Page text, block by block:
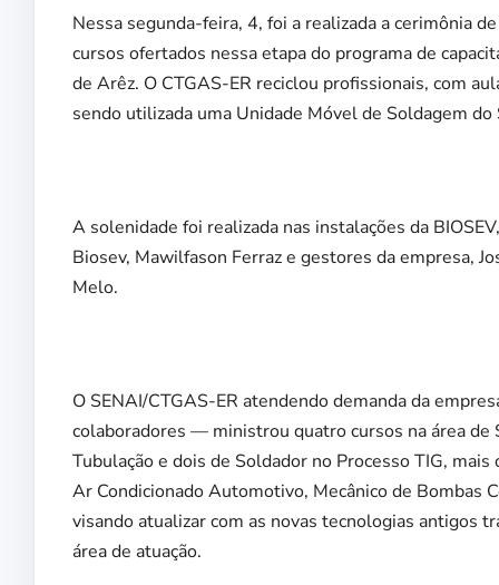
Nessa segunda-feira, 4, foi a realizada a cerimônia
cursos ofertados nessa etapa do programa de
de Arêz. O CTGAS-ER reciclou profissionais, com
sendo utilizada uma Unidade Móvel de Soldagem do
A solenidade foi realizada nas instalações da
Biosev, Mawilfason Ferraz e gestores da empresa,
Melo.
O SENAI/CTGAS-ER atendendo demanda da
colaboradores — ministrou quatro cursos na área
Tubulação e dois de Soldador no Processo TIG,
Ar Condicionado Automotivo, Mecânico de Bombas
visando atualizar com as novas tecnologias antigos
área de atuação.